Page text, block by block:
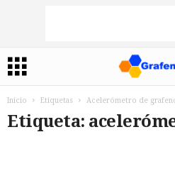
Inicio Etiquetas Acelerómetro de
Etiqueta: